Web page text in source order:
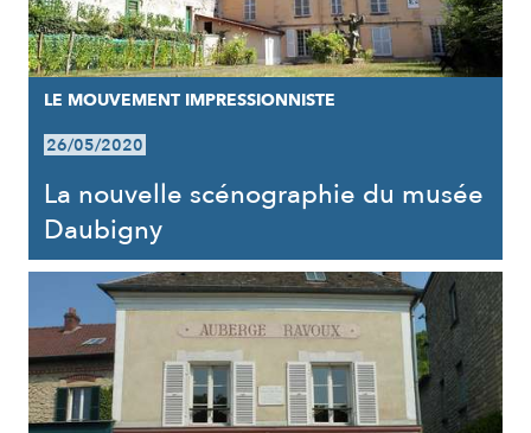
LE MOUVEMENT IMPRESSIONNISTE
26/05/2020
La nouvelle scénographie du musée
Daubigny